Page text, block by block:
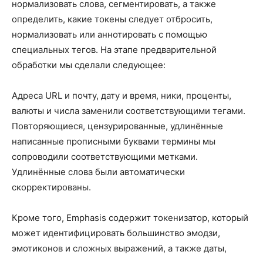
нормализовать слова, сегментировать, а также
определить, какие токены следует отбросить,
нормализовать или аннотировать с помощью
специальных тегов. На этапе предварительной
обработки мы сделали следующее:
Адреса URL и почту, дату и время, ники, проценты,
валюты и числа заменили соответствующими тегами.
Повторяющиеся, цензурированные, удлинённые
написанные прописными буквами термины мы
сопроводили соответствующими метками.
Удлинённые слова были автоматически
скорректированы.
Кроме того, Emphasis содержит токенизатор, который
может идентифицировать большинство эмодзи,
эмотиконов и сложных выражений, а также даты,